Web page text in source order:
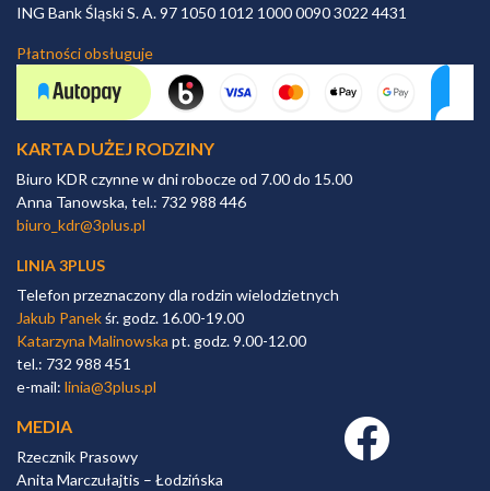
ING Bank Śląski S. A. 97 1050 1012 1000 0090 3022 4431
Płatności obsługuje
KARTA DUŻEJ RODZINY
Biuro KDR czynne w dni robocze od 7.00 do 15.00
Anna Tanowska, tel.: 732 988 446
biuro_kdr@3plus.pl
LINIA 3PLUS
Telefon przeznaczony dla rodzin wielodzietnych
Jakub Panekśr. godz. 16.00-19.00
Katarzyna Malinowska pt. godz. 9.00-12.00
tel.: 732 988 451
e-mail: linia@3plus.pl
MEDIA
Rzecznik Prasowy
Anita Marczułajtis – Łodzińska
Facebook link